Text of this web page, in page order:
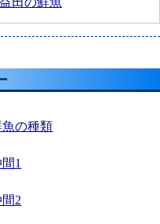
の種類
1
2